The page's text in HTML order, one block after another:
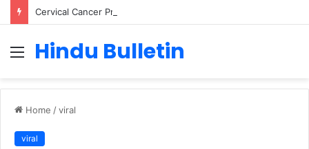
Menu
Hindu Bulletin
Home /viral
viral